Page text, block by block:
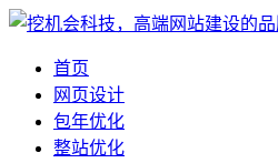
首页
网页设计
包年优化
整站优化